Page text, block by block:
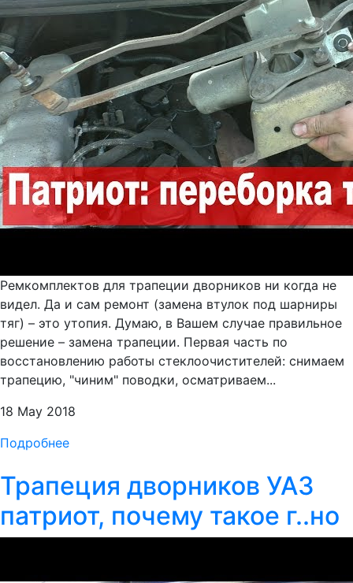
Ремкомплектов для трапеции дворников ни когда не
видел. Да и сам ремонт (замена втулок под шарниры
тяг) – это утопия. Думаю, в Вашем случае правильное
решение – замена трапеции. Первая часть по
восстановлению работы стеклоочистителей: снимаем
трапецию, "чиним" поводки, осматриваем...
18 May 2018
Подробнее
Трапеция дворников УАЗ
патриот, почему такое г..но